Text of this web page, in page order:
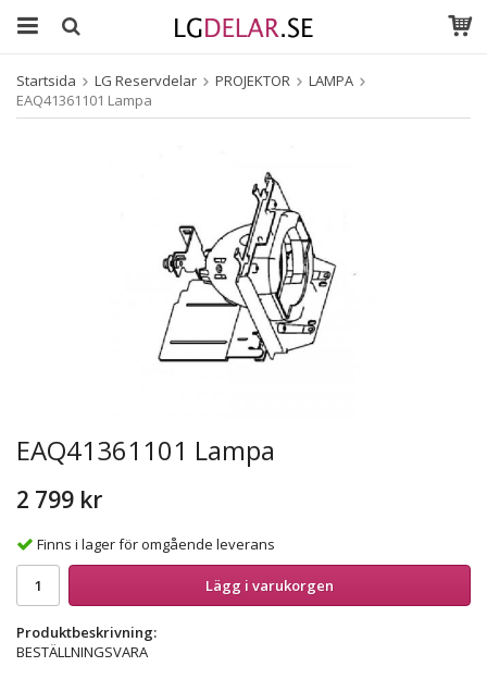
Startsida LG Reservdelar PROJEKTOR
LAMPA
EAQ41361101 Lampa
EAQ41361101 Lampa
2 799 kr
Finns i lager för omgående leverans
Lägg i varukorgen
Produktbeskrivning:
BESTÄLLNINGSVARA